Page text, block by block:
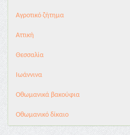
Αγροτικό ζήτημα
Αττική
Θεσσαλία
Ιωάννινα
Οθωμανικά βακούφια
Οθωμανικό δίκαιο